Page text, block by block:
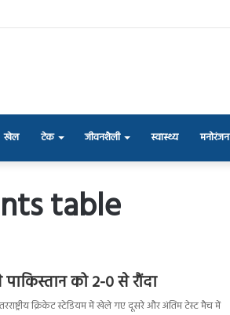
खेल टेक जीवनशैली स्वास्थ्य मनोरंजन
table
को 2-0 से रौंदा
क्रिकेट स्टेडियम में खेले गए दूसरे और अंतिम टेस्ट मैच में